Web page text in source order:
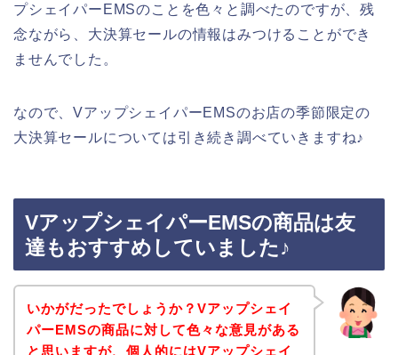
プシェイパーEMSのことを色々と調べたのですが、残
念ながら、大決算セールの情報はみつけることができ
ませんでした。
なので、VアップシェイパーEMSのお店の季節限定の
大決算セールについては引き続き調べていきますね♪
VアップシェイパーEMSの商品は友
達もおすすめしていました♪
いかがだったでしょうか？Vアップシェイ
パーEMSの商品に対して色々な意見がある
と思いますが、個人的にはVアップシェイ